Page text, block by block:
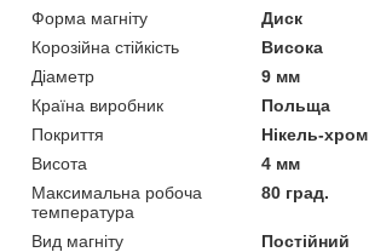
Форма магніту
Диск
Корозійна стійкість
Висока
Діаметр
9 мм
Країна виробник
Польща
Покриття
Нікель-хром
Висота
4 мм
Максимальна робоча
температура
80 град.
Вид магніту
Постійний